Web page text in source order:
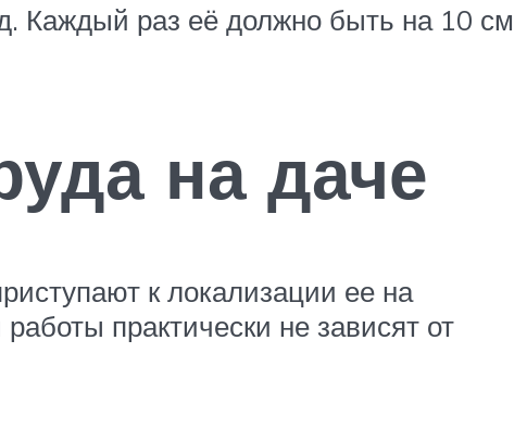
Каждый раз её должно быть на 10 см
на даче
к локализации ее на
практически не зависят от